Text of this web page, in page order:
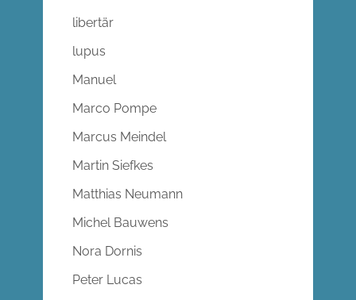
libertär
lupus
Manuel
Marco Pompe
Marcus Meindel
Martin Siefkes
Matthias Neumann
Michel Bauwens
Nora Dornis
Peter Lucas